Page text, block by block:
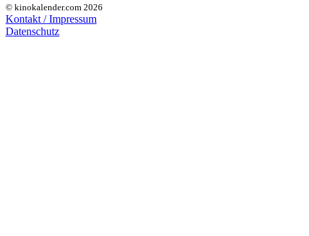
© kinokalender.com 2026
Kontakt / Impressum
Datenschutz